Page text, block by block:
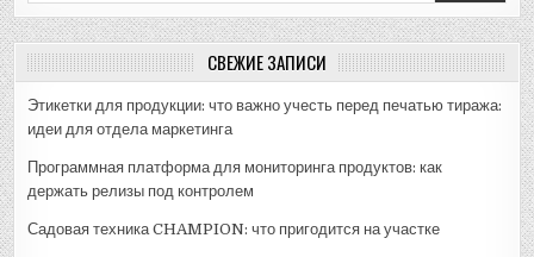
СВЕЖИЕ ЗАПИСИ
Этикетки для продукции: что важно учесть перед печатью тиража:
идеи для отдела маркетинга
Программная платформа для мониторинга продуктов: как
держать релизы под контролем
Садовая техника CHAMPION: что пригодится на участке